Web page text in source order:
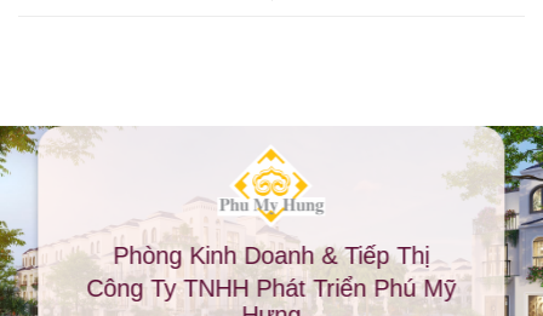
Phòng Kinh Doanh & Tiếp Thị
Công Ty TNHH Phát Triển Phú Mỹ